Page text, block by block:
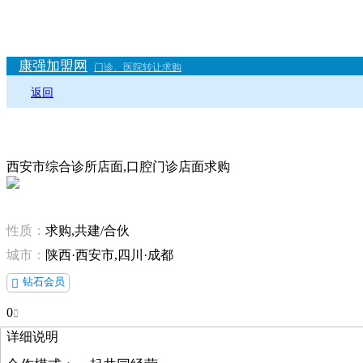
康强加盟网 门诊、医院转让求购
返回
西安市综合诊所店面,口腔门诊店面求购
性质： 求购,共建/合伙
城市： 陕西·西安市,四川·成都
 钻石会员
0
详细说明